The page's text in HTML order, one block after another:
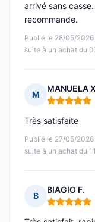
Publié le 28/05/
suite à un achat du
arrivé sans
recommande.
M
MANUELA
Note : 5 sur
Publié le 27/05/
suite à un achat du
Très satisfaite
B
BIAGIO F.
Note : 5 sur